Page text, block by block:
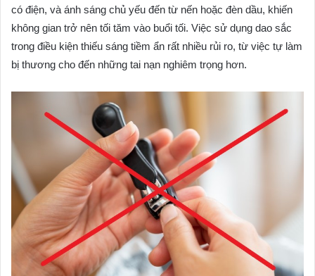
có điện, và ánh sáng chủ yếu đến từ nến hoặc đèn dầu, khiến
không gian trở nên tối tăm vào buổi tối. Việc sử dụng dao sắc
trong điều kiện thiếu sáng tiềm ẩn rất nhiều rủi ro, từ việc tự làm
bị thương cho đến những tai nạn nghiêm trọng hơn.